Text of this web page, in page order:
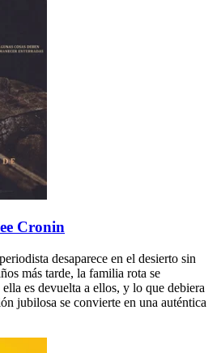
Cronin
desaparece en el desierto sin
más tarde, la familia rota se
es devuelta a ellos, y lo que debiera
jubilosa se convierte en una auténtica